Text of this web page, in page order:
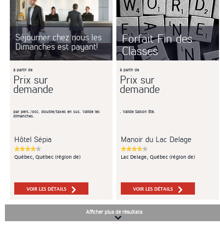
Séjourner chez nous les
Dimanches est payant!
à partir de
Prix sur
demande
par pers./occ. double/taxes en sus. Valide les
dimanches.
Hôtel Sépia
Québec, Québec (région de)
VOIR LES DÉTAILS
Forfait Fin des
Classes
à partir de
Prix sur
demande
. Valide Saison Été.
Manoir du Lac Delage
Lac Delage, Québec (région de)
VOIR LES DÉTAILS
Afficher plus de résultats